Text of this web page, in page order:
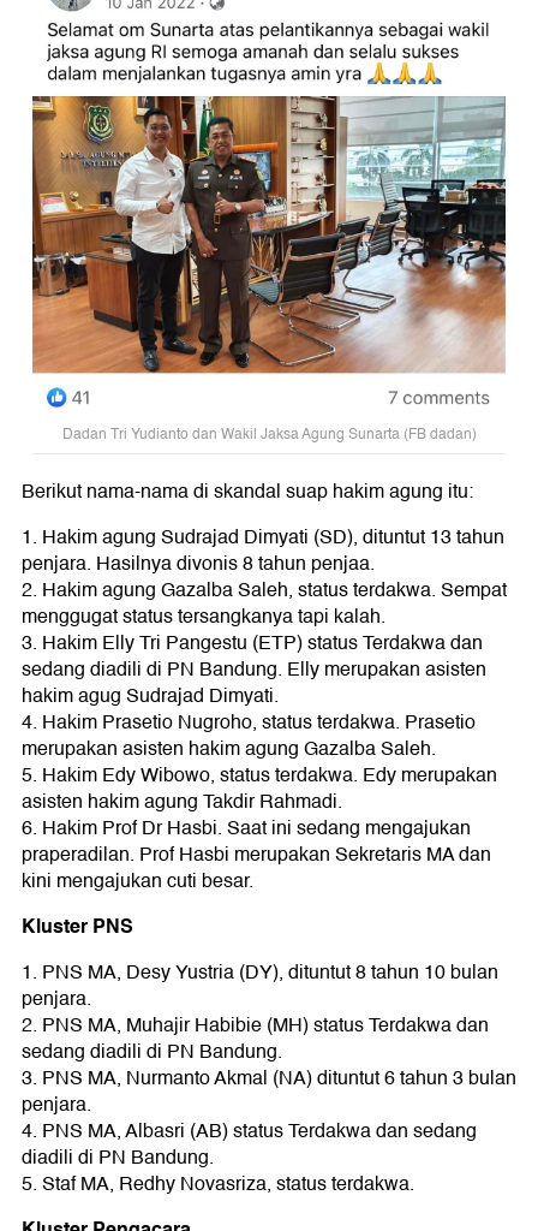
Dadan Tri Yudianto dan Wakil Jaksa Agung Sunarta (FB dadan)
Berikut nama-nama di skandal suap hakim agung itu:
1. Hakim agung Sudrajad Dimyati (SD), dituntut 13 tahun
penjara. Hasilnya divonis 8 tahun penjaa.
2. Hakim agung Gazalba Saleh, status terdakwa. Sempat
menggugat status tersangkanya tapi kalah.
3. Hakim Elly Tri Pangestu (ETP) status Terdakwa dan
sedang diadili di PN Bandung. Elly merupakan asisten
hakim agug Sudrajad Dimyati.
4. Hakim Prasetio Nugroho, status terdakwa. Prasetio
merupakan asisten hakim agung Gazalba Saleh.
5. Hakim Edy Wibowo, status terdakwa. Edy merupakan
asisten hakim agung Takdir Rahmadi.
6. Hakim Prof Dr Hasbi. Saat ini sedang mengajukan
praperadilan. Prof Hasbi merupakan Sekretaris MA dan
kini mengajukan cuti besar.
Kluster PNS
1. PNS MA, Desy Yustria (DY), dituntut 8 tahun 10 bulan
penjara.
2. PNS MA, Muhajir Habibie (MH) status Terdakwa dan
sedang diadili di PN Bandung.
3. PNS MA, Nurmanto Akmal (NA) dituntut 6 tahun 3 bulan
penjara.
4. PNS MA, Albasri (AB) status Terdakwa dan sedang
diadili di PN Bandung.
5. Staf MA, Redhy Novasriza, status terdakwa.